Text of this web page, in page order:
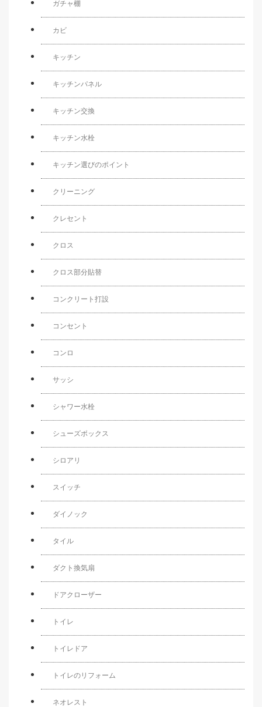
ガチャ棚
カビ
キッチン
キッチンパネル
キッチン交換
キッチン水栓
キッチン選びのポイント
クリーニング
クレセント
クロス
クロス部分貼替
コンクリート打設
コンセント
コンロ
サッシ
シャワー水栓
シューズボックス
シロアリ
スイッチ
ダイノック
タイル
ダクト換気扇
ドアクローザー
トイレ
トイレドア
トイレのリフォーム
ネオレスト